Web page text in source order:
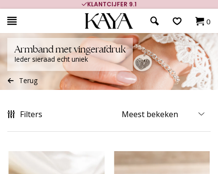
0
Armband met vingerafdruk
Ieder sieraad echt uniek
Terug
Filters